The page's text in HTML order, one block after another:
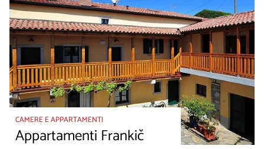
CAMERE E APPARTAMENTI
Appartamenti Frankič